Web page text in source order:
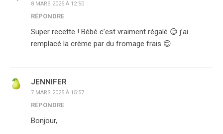
8 MARS 2025 À 12:50
RÉPONDRE
Super recette ! Bébé c’est vraiment régalé 😊 j’ai
remplacé la crème par du fromage frais 😊
JENNIFER
7 MARS 2025 À 15:57
RÉPONDRE
Bonjour,